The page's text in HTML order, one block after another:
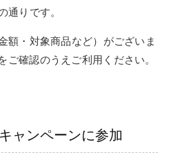
通りです。
額・対象商品など）がございま
ご確認のうえご利用ください。
ャンペーンに参加